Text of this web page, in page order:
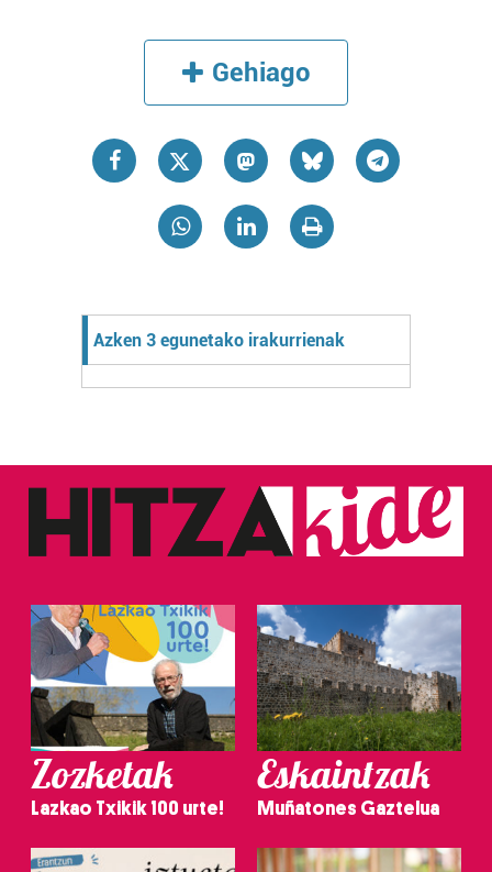
Gehiago
Azken 3 egunetako irakurrienak
Zozketak
Lazkao Txikik 100 urte!
Eskaintzak
Muñatones Gaztelua